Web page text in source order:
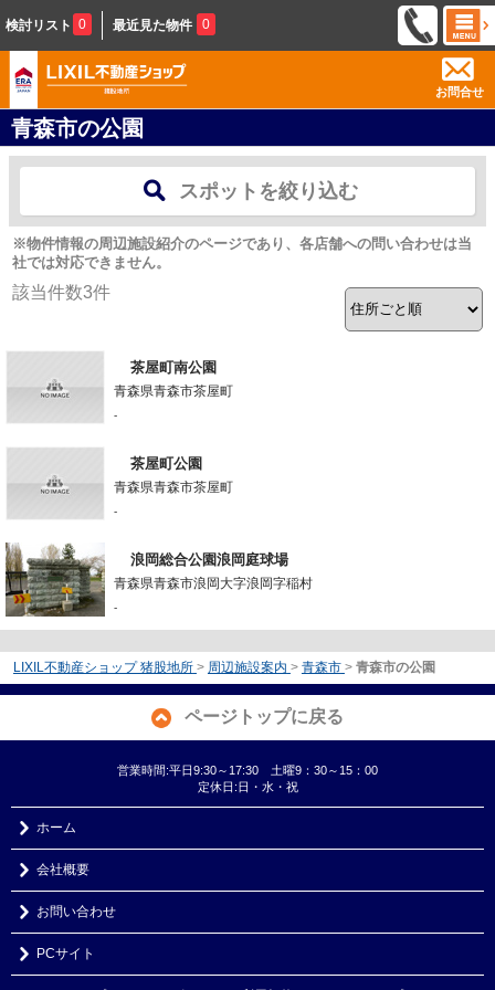
検討リスト 0 最近見た物件 0
お問合せ
青森市の公園
スポットを絞り込む
※物件情報の周辺施設紹介のページであり、各店舗への問い合わせは当
社では対応できません。
該当件数3件
茶屋町南公園
青森県青森市茶屋町
-
茶屋町公園
青森県青森市茶屋町
-
浪岡総合公園浪岡庭球場
青森県青森市浪岡大字浪岡字稲村
-
LIXIL不動産ショップ 猪股地所 > 周辺施設案内 > 青森市 > 青森市の公園
ページトップに戻る
営業時間:平日9:30～17:30 土曜9：30～15：00
定休日:日・水・祝
ホーム
会社概要
お問い合わせ
PCサイト